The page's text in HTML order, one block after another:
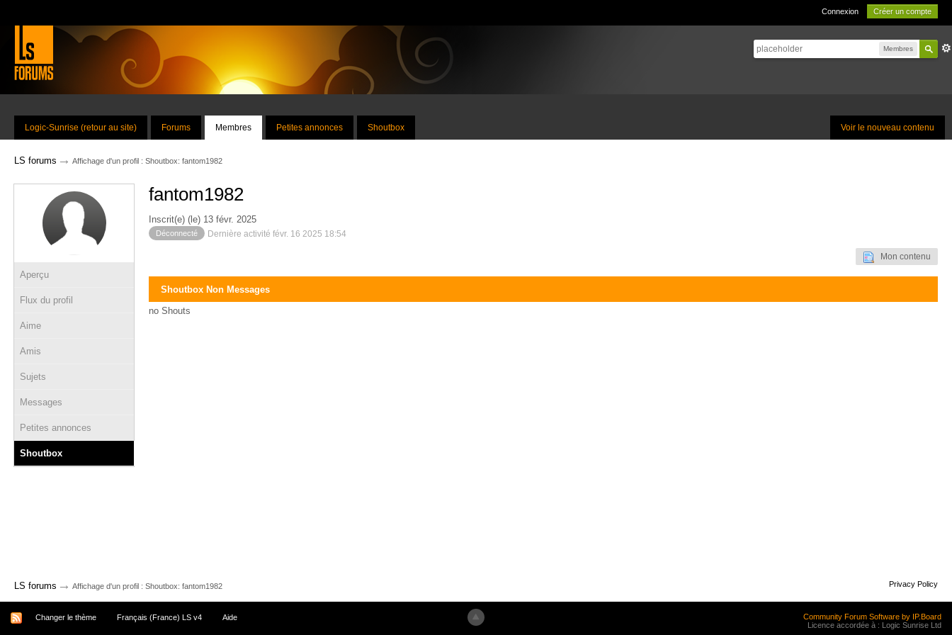
Connexion Créer un compte
Membres
Voir le nouveau contenu
Logic-Sunrise (retour au site) Forums Membres Petites annonces Shoutbox
LS forums → Affichage d'un profil : Shoutbox: fantom1982
Aperçu
Flux du profil
Aime
Amis
Sujets
Messages
Petites annonces
Shoutbox
fantom1982
Inscrit(e) (le) 13 févr. 2025
Déconnecté Dernière activité févr. 16 2025 18:54
Mon contenu
Shoutbox Non Messages
no Shouts
LS forums → Affichage d'un profil : Shoutbox: fantom1982 Privacy Policy
Changer le thème Français (France) LS v4 Aide
Community Forum Software by IP.Board
Licence accordée à : Logic Sunrise Ltd